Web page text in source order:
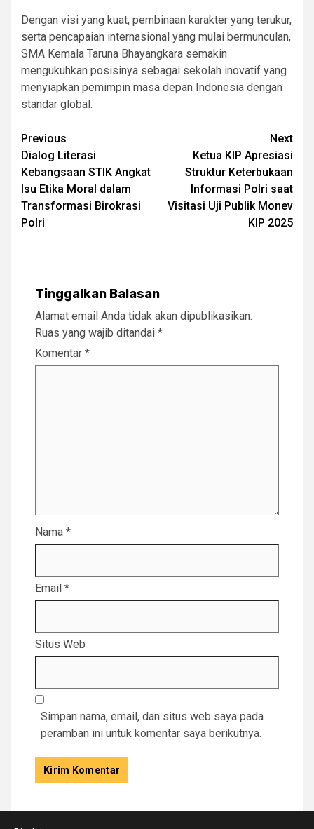
Dengan visi yang kuat, pembinaan karakter yang terukur,
serta pencapaian internasional yang mulai bermunculan,
SMA Kemala Taruna Bhayangkara semakin
mengukuhkan posisinya sebagai sekolah inovatif yang
menyiapkan pemimpin masa depan Indonesia dengan
standar global.
Post
navigation
Previous
Dialog Literasi
Kebangsaan STIK Angkat
Isu Etika Moral dalam
Transformasi Birokrasi
Polri
Next
Ketua KIP Apresiasi
Struktur Keterbukaan
Informasi Polri saat
Visitasi Uji Publik Monev
KIP 2025
Tinggalkan Balasan
Alamat email Anda tidak akan dipublikasikan.
Ruas yang wajib ditandai *
Komentar *
Nama *
Email *
Situs Web
Simpan nama, email, dan situs web saya pada
peramban ini untuk komentar saya berikutnya.